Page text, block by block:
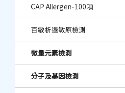
CAP Allergen-100項
百敏析過敏原檢測
微量元素檢測
分子及基因檢測